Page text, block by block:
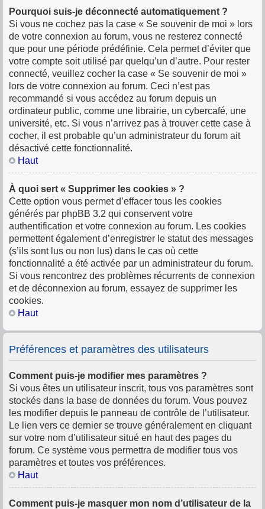
Pourquoi suis-je déconnecté automatiquement ?
Si vous ne cochez pas la case « Se souvenir de moi » lors
de votre connexion au forum, vous ne resterez connecté
que pour une période prédéfinie. Cela permet d’éviter que
votre compte soit utilisé par quelqu’un d’autre. Pour rester
connecté, veuillez cocher la case « Se souvenir de moi »
lors de votre connexion au forum. Ceci n’est pas
recommandé si vous accédez au forum depuis un
ordinateur public, comme une librairie, un cybercafé, une
université, etc. Si vous n’arrivez pas à trouver cette case à
cocher, il est probable qu’un administrateur du forum ait
désactivé cette fonctionnalité.
Haut
À quoi sert « Supprimer les cookies » ?
Cette option vous permet d’effacer tous les cookies
générés par phpBB 3.2 qui conservent votre
authentification et votre connexion au forum. Les cookies
permettent également d’enregistrer le statut des messages
(s’ils sont lus ou non lus) dans le cas où cette
fonctionnalité a été activée par un administrateur du forum.
Si vous rencontrez des problèmes récurrents de connexion
et de déconnexion au forum, essayez de supprimer les
cookies.
Haut
Préférences et paramètres des utilisateurs
Comment puis-je modifier mes paramètres ?
Si vous êtes un utilisateur inscrit, tous vos paramètres sont
stockés dans la base de données du forum. Vous pouvez
les modifier depuis le panneau de contrôle de l’utilisateur.
Le lien vers ce dernier se trouve généralement en cliquant
sur votre nom d’utilisateur situé en haut des pages du
forum. Ce système vous permettra de modifier tous vos
paramètres et toutes vos préférences.
Haut
Comment puis-je masquer mon nom d’utilisateur de la